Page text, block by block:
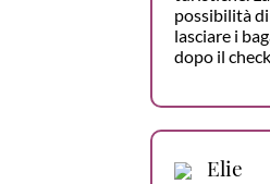
possibilità di
lasciare i
dopo il
Elie